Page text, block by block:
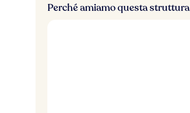
Perché amiamo questa struttura